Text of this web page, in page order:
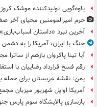
یاوه‌گویی تولیدکننده موشک کروز
حرم امیرالمومنین محیای آخر
آخرین نبرد «داستان
جنگ با ایران، آمریکا را به
آیا تینا پاکروان بازهم از ساترا
رقم فسخ قرارداد رضاییان با استقلال فقط
یمن: نقشه عربستان برای حمله
آمریکا اوایل شهریور میزبان
بازسازی پالایشگاه سوم پارس